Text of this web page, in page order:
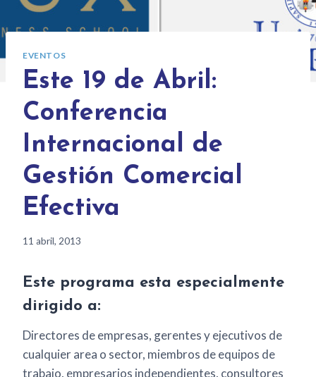
EVENTOS
Este 19 de Abril:
Conferencia
Internacional de
Gestión Comercial
Efectiva
11 abril, 2013
Este programa esta especialmente
dirigido a:
Directores de empresas, gerentes y ejecutivos de
cualquier area o sector, miembros de equipos de
trabajo, empresarios independientes, consultores